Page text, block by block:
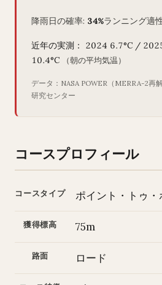
降雨日の確率: 34%ランニング適
近年の実測： 2024 6.7°C /
10.4°C
（朝の平均気温）
データ：NASA POWER（MERRA-2再
研究センター
コースプロフィール
コースタイプ ポイント・トゥ・
獲得標高 75m
路面 ロード